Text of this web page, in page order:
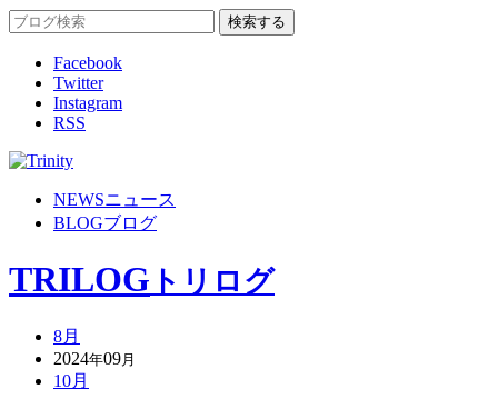
Facebook
Twitter
Instagram
RSS
NEWSニュース
BLOGブログ
TRILOG トリログ
8月
2024年09 月
10月